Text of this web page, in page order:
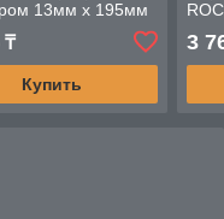
13мм х 195мм
₸
Купить
3